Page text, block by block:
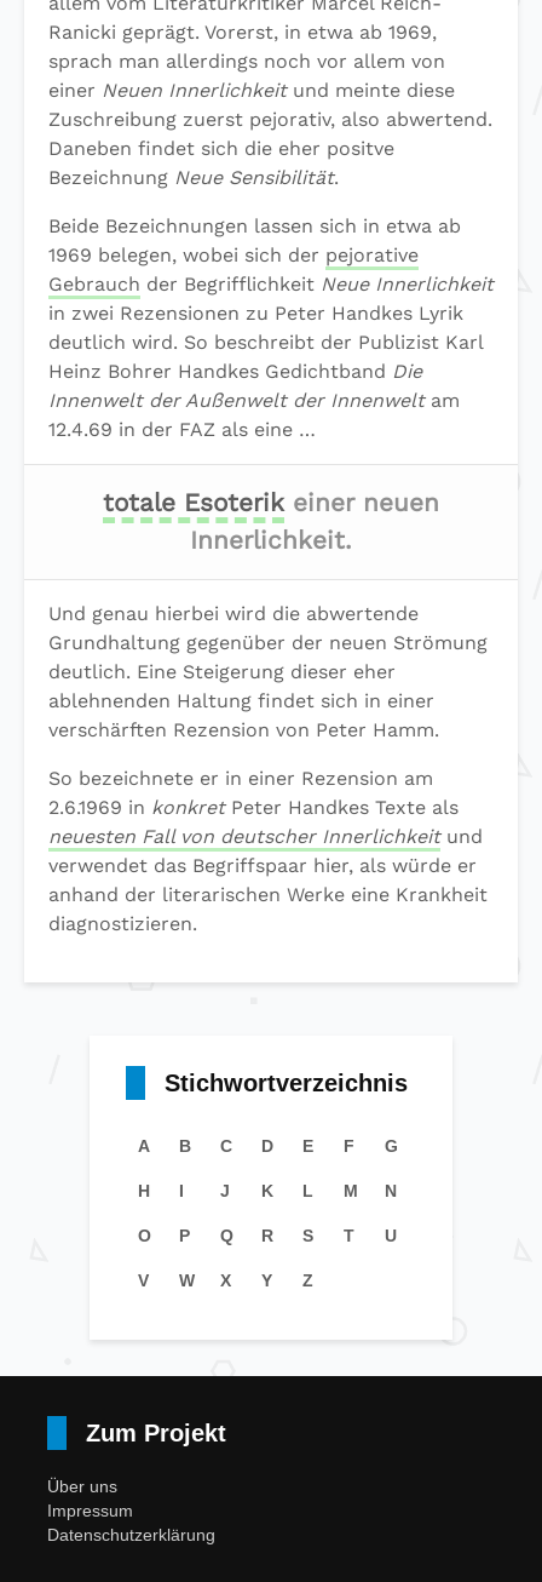
Ranicki geprägt. Vorerst, in etwa ab 1969,
sprach man allerdings noch vor allem von
einer Neuen Innerlichkeitund meinte diese
Zuschreibung zuerst pejorativ, also abwertend.
Daneben findet sich die eher positve
Bezeichnung Neue Sensibilität.
Beide Bezeichnungen lassen sich in etwa ab
1969 belegen, wobei sich der pejorative
Gebrauch der Begrifflichkeit Neue Innerlichkeit
in zwei Rezensionen zu Peter Handkes Lyrik
deutlich wird. So beschreibt der Publizist Karl
Heinz Bohrer Handkes Gedichtband Die
Innenwelt der Außenwelt der Innenweltam
12.4.69 in der FAZ als eine …
totale Esoterik einer neuen
Innerlichkeit.
Und genau hierbei wird die abwertende
Grundhaltung gegenüber der neuen Strömung
deutlich. Eine Steigerung dieser eher
ablehnenden Haltung findet sich in einer
verschärften Rezension von Peter Hamm.
So bezeichnete er in einer Rezension am
2.6.1969 in konkretPeter Handkes Texte als
neuesten Fall von deutscher Innerlichkeitund
verwendet das Begriffspaar hier, als würde er
anhand der literarischen Werke eine Krankheit
diagnostizieren.
Stichwortverzeichnis
A B C D E F G
H I J K L M N
O P Q R S T U
V W X Y Z
Zum Projekt
Über uns
Impressum
Datenschutzerklärung